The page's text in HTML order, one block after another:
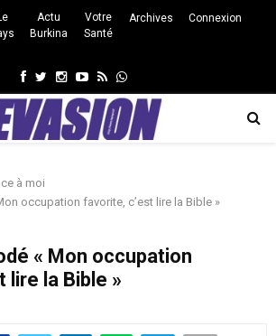
Actu
Burkina
Votre
Santé
Archives Connexion
Facebook
Twitter
Instagram
Youtube
RssWhatsapp
à moi
occupation favorite, c’est lire la Bible »
« Mon occupation
lire la Bible »